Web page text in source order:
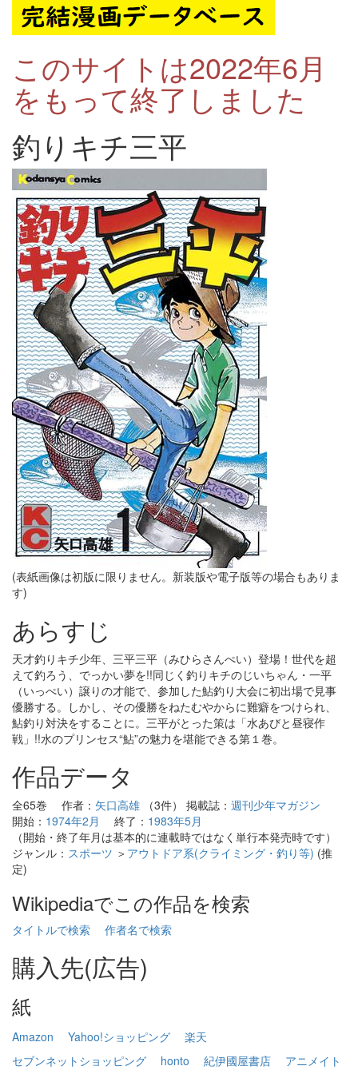
このサイトは2022年6月
をもって終了しました
釣りキチ三平
(表紙画像は初版に限りません。新装版や電子版等の場合もありま
す)
あらすじ
天才釣りキチ少年、三平三平（みひらさんぺい）登場！世代を超
えて釣ろう、でっかい夢を!!同じく釣りキチのじいちゃん・一平
（いっぺい）譲りの才能で、参加した鮎釣り大会に初出場で見事
優勝する。しかし、その優勝をねたむやからに難癖をつけられ、
鮎釣り対決をすることに。三平がとった策は「水あびと昼寝作
戦」!!水のプリンセス“鮎”の魅力を堪能できる第１巻。
作品データ
全65巻 作者： 矢口高雄 （3件） 掲載誌： 週刊少年マガジン
開始： 1974年2月 終了： 1983年5月
（開始・終了年月は基本的に連載時ではなく単行本発売時です）
ジャンル： スポーツ ＞ アウトドア系(クライミング・釣り等) (推
定)
Wikipediaでこの作品を検索
タイトルで検索 作者名で検索
購入先(広告)
紙
Amazon Yahoo!ショッピング
楽天
セブンネットショッピング
honto 紀伊國屋書店 アニメイト